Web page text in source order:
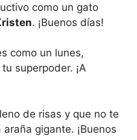
como un gato
. ¡Buenos días!
como un lunes,
superpoder. ¡A
de risas y que no te
gigante. ¡Buenos